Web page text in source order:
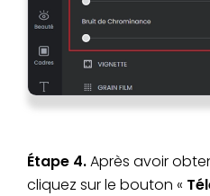
Étape 4.Après avoir
cliquez sur le bouton «